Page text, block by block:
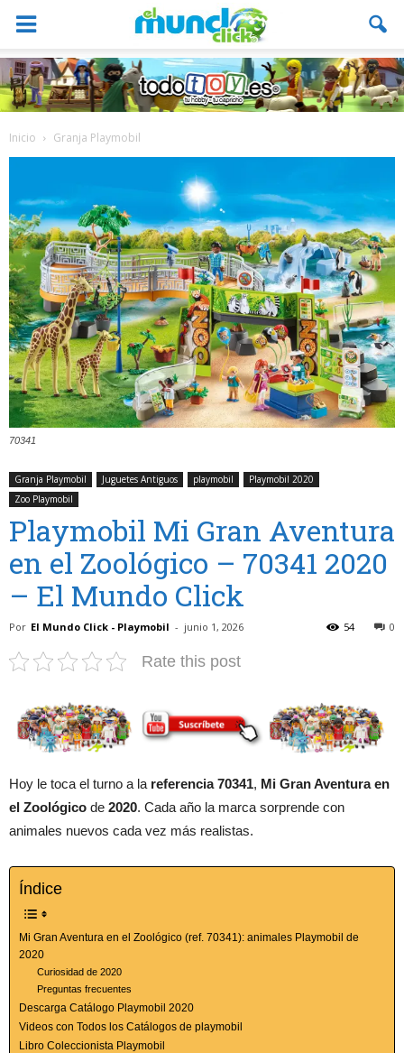
Inicio Granja Playmobil
70341
Granja Playmobil Juguetes Antiguos playmobil
Playmobil 2020
Zoo Playmobil
Playmobil Mi Gran Aventura
en el Zoológico – 70341 2020
– El Mundo Click
Por El Mundo Click - Playmobil - junio 1, 2026 0
54
Rate this post
Hoy le toca el turno a la referencia 70341, Mi Gran Aventura en
el Zoológico de 2020. Cada año la marca sorprende con
animales nuevos cada vez más realistas.
Índice
Mi Gran Aventura en el Zoológico (ref. 70341): animales Playmobil de
2020
Curiosidad de 2020
Preguntas frecuentes
Descarga Catálogo Playmobil 2020
Videos con Todos los Catálogos de playmobil
Libro Coleccionista Playmobil